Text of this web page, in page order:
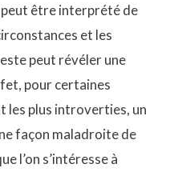
être interprété de
et les
peut révéler une
pour certaines
les plus introverties, un
façon maladroite de
l’on s’intéresse à